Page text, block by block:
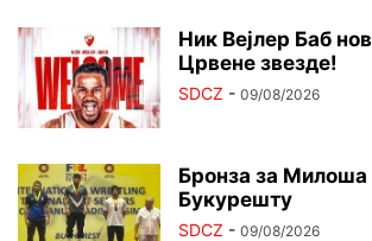
Ник Вејлер Баб
Црвене звезде!
SDCZ - 09/08/2026
Бронза за
Букурешту
SDCZ - 09/08/2026